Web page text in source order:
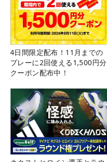
4日間限定配布！11月までの
プレーに2回使える1,500円分
クーポン配布中！